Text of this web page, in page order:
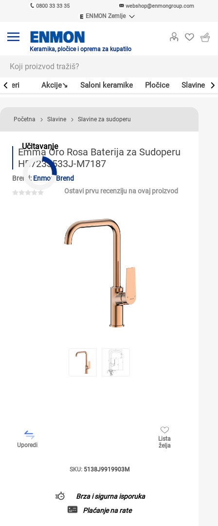
0800 33 33 35 webshop@enmongroup.com
ENMON Zemlje
ENMON MKD
Keramika, pločice i oprema za kupatilo
Akcije↘ Saloni keramike Pločice Slavine
Učitavanje
Početna Slavine Slavine za sudoperu
Emma Oro Rosa Baterija za Sudoperu
HB7233533J-M7187
Brend: Enmon Brend
Ostavi prvu recenziju na ovaj proizvod
Uporedi
Lista
želja
SKU: 5138J9919903M
Brza i sigurna isporuka
Plaćanje na rate